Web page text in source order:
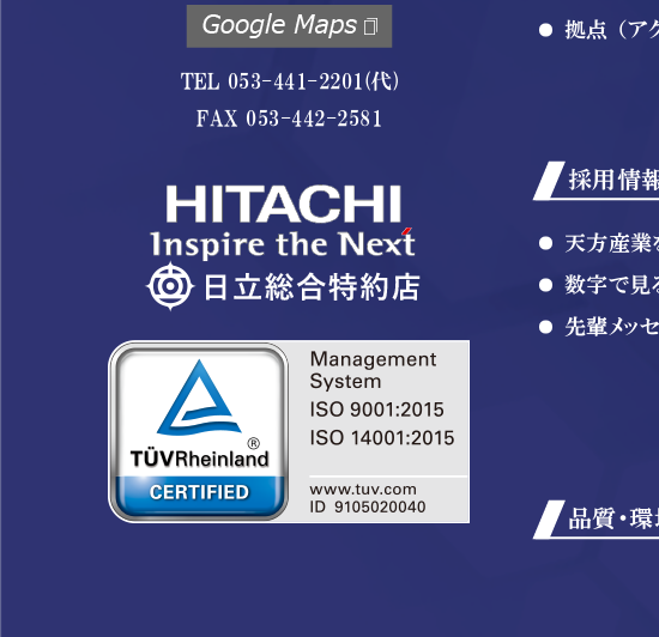
TEL 053-441-2201(代)
FAX 053-442-2581
拠点 （ア
採用情
天方産業
数字で見
先輩メッ
品質・